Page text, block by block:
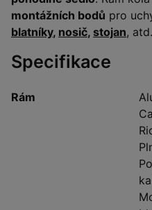
montážních bodů pro
blatníky, nosič, stojan, atd.
Specifikace
Rám